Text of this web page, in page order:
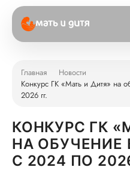
Главная
Новости
Конкурс ГК «Мать и Дитя» на
2026 гг.
КОНКУРС ГК
НА ОБУЧЕНИЕ
С 2024 ПО